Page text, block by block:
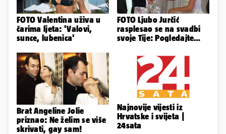
FOTO Valentina uživa u
čarima ljeta: 'Valovi,
sunce, lubenica'
FOTO Ljubo Jurčić
rasplesao se na svadbi
svoje Tije: Pogledajte
vjenčanje...
Brat Angeline Jolie
priznao: Ne želim se više
skrivati, gay sam!
Najnovije vijesti iz
Hrvatske i svijeta |
24sata